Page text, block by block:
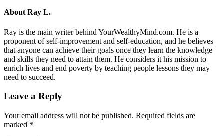
AboutRay L.
Ray is the main writer behind YourWealthyMind.com. He is a
proponent of self-improvement and self-education, and he believes
that anyone can achieve their goals once they learn the knowledge
and skills they need to attain them. He considers it his mission to
enrich lives and end poverty by teaching people lessons they may
need to succeed.
Leave a Reply
Your email address will not be published. Required fields are
marked *